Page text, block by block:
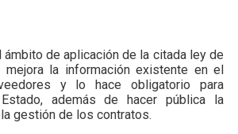
ámbito de aplicación de la citada ley de
mejora la información existente en el
y lo hace obligatorio para
además de hacer pública la
gestión de los contratos.